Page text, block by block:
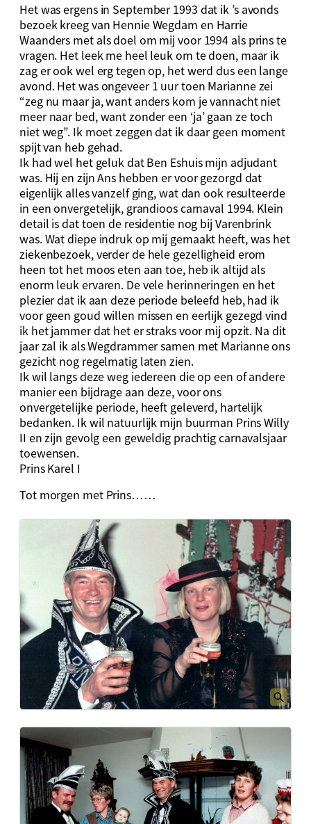
Het was ergens in September 1993 dat ik ’s avonds
bezoek kreeg van Hennie Wegdam en Harrie
Waanders met als doel om mij voor 1994 als prins te
vragen. Het leek me heel leuk om te doen, maar ik
zag er ook wel erg tegen op, het werd dus een lange
avond. Het was ongeveer 1 uur toen Marianne zei
“zeg nu maar ja, want anders kom je vannacht niet
meer naar bed, want zonder een ‘ja’ gaan ze toch
niet weg”. Ik moet zeggen dat ik daar geen moment
spijt van heb gehad.
Ik had wel het geluk dat Ben Eshuis mijn adjudant
was. Hij en zijn Ans hebben er voor gezorgd dat
eigenlijk alles vanzelf ging, wat dan ook resulteerde
in een onvergetelijk, grandioos carnaval 1994. Klein
detail is dat toen de residentie nog bij Varenbrink
was. Wat diepe indruk op mij gemaakt heeft, was het
ziekenbezoek, verder de hele gezelligheid erom
heen tot het moos eten aan toe, heb ik altijd als
enorm leuk ervaren. De vele herinneringen en het
plezier dat ik aan deze periode beleefd heb, had ik
voor geen goud willen missen en eerlijk gezegd vind
ik het jammer dat het er straks voor mij opzit. Na dit
jaar zal ik als Wegdrammer samen met Marianne ons
gezicht nog regelmatig laten zien.
Ik wil langs deze weg iedereen die op een of andere
manier een bijdrage aan deze, voor ons
onvergetelijke periode, heeft geleverd, hartelijk
bedanken. Ik wil natuurlijk mijn buurman Prins Willy
II en zijn gevolg een geweldig prachtig carnavalsjaar
toewensen.
Prins Karel I
Tot morgen met Prins……